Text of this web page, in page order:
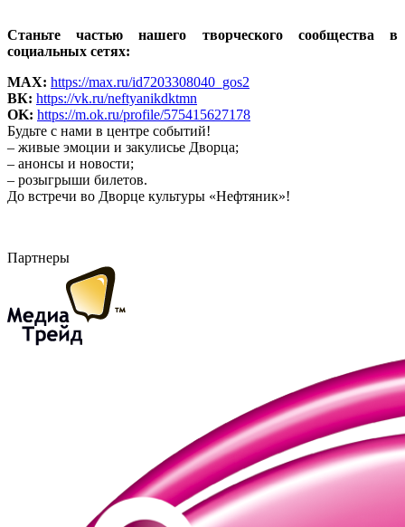
Станьте частью нашего творческого сообщества в
социальных сетях:
MAX: https://max.ru/id7203308040_gos2
ВК: https://vk.ru/neftyanikdktmn
OK: https://m.ok.ru/profile/575415627178
Будьте с нами в центре событий!
– живые эмоции и закулисье Дворца;
– анонсы и новости;
– розыгрыши билетов.
До встречи во Дворце культуры «Нефтяник»!
Партнеры